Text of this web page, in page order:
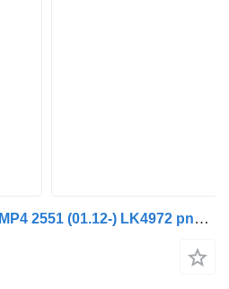
Mercedes-Benz Actros MP4 2551 (01.12-) LK4972 pneumatische compressor voor Mercedes-Benz Actros MP4 Antos Arocs (2012-) trekker